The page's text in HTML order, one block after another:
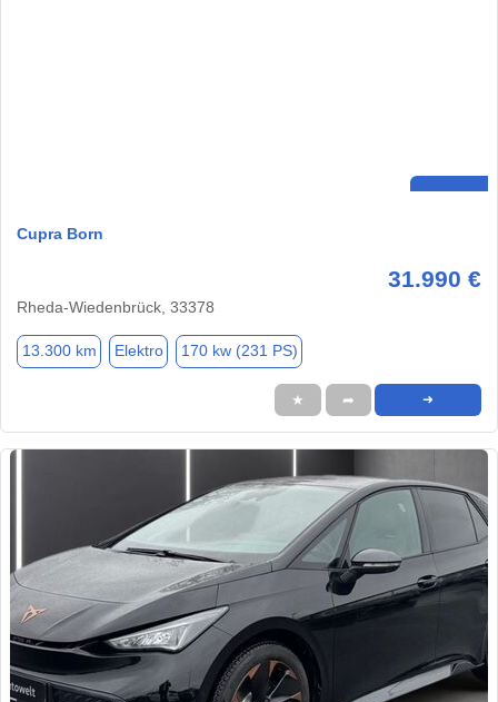
Cupra Born
31.990 €
Rheda-Wiedenbrück, 33378
13.300 km Elektro 170 kw (231 PS)
★ ➦ ➜